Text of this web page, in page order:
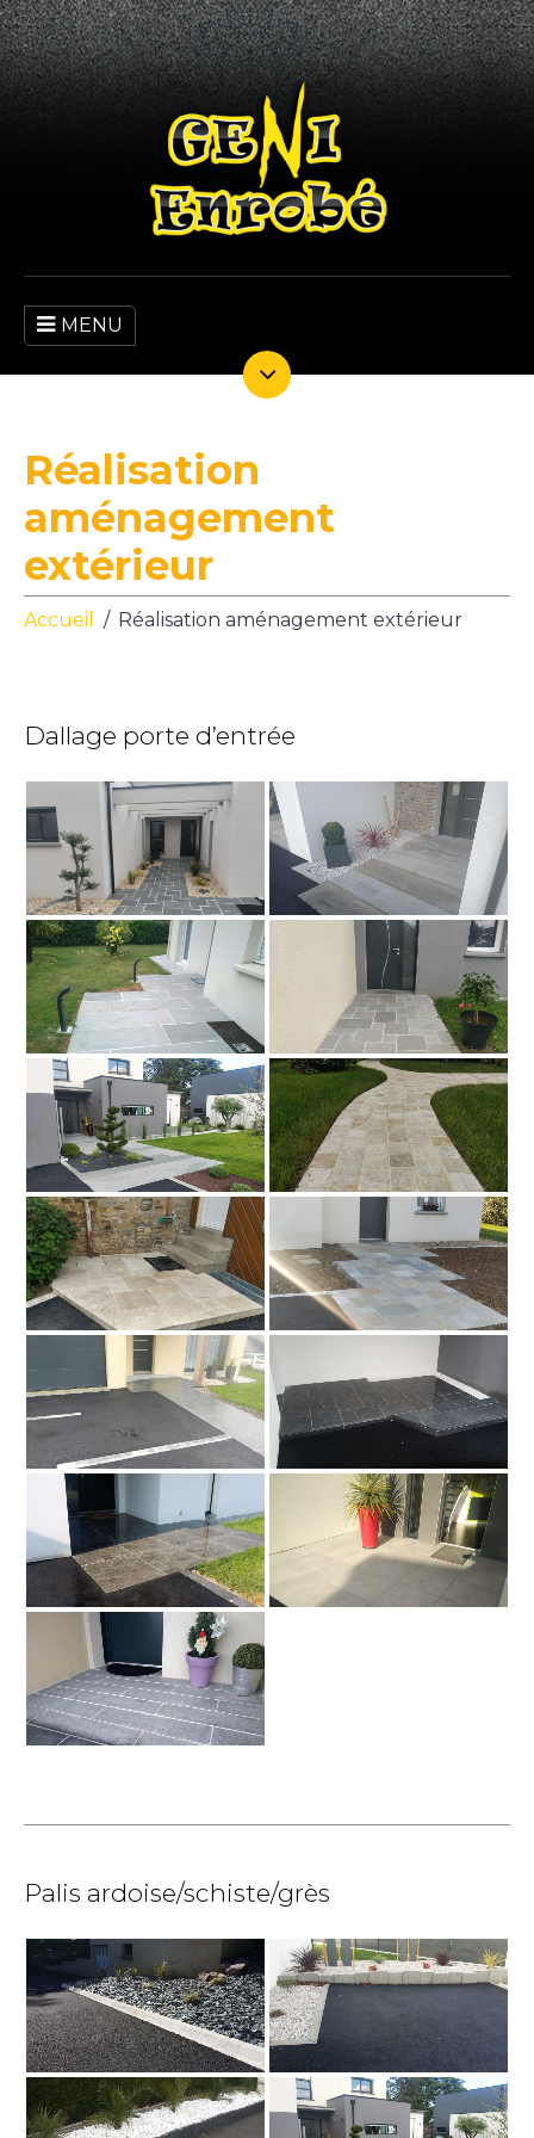
MENU
Réalisation
aménagement
extérieur
Accueil Réalisation aménagement extérieur
Dallage porte d’entrée
Palis ardoise/schiste/grès